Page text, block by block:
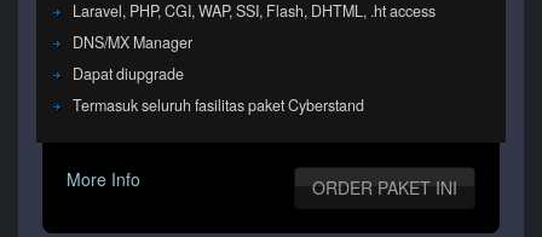
Laravel, PHP, CGI, WAP, SSI, Flash, DHTML, .ht access
DNS/MX Manager
Dapat diupgrade
Termasuk seluruh fasilitas paket Cyberstand
More Info ORDER PAKET INI